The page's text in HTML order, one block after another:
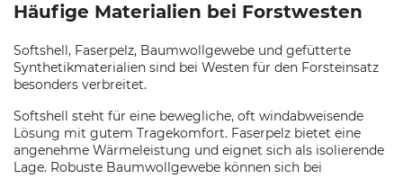
Häufige Materialien bei Forstwesten
Softshell, Faserpelz, Baumwollgewebe und gefütterte
Synthetikmaterialien sind bei Westen für den Forsteinsatz
besonders verbreitet.
Softshell steht für eine bewegliche, oft windabweisende
Lösung mit gutem Tragekomfort. Faserpelz bietet eine
angenehme Wärmeleistung und eignet sich als isolierende
Lage. Robuste Baumwollgewebe können sich bei